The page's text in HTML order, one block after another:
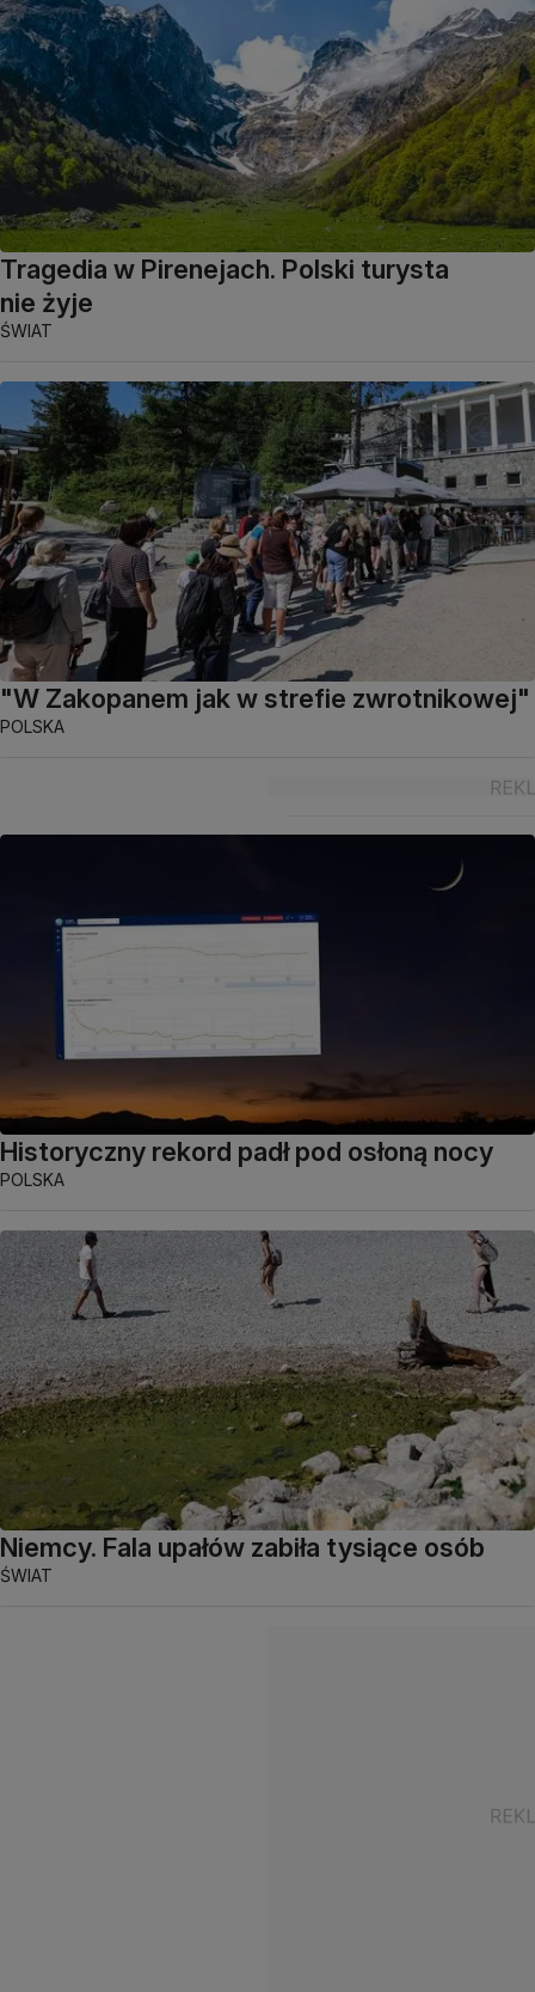
Tragedia w Pirenejach. Polski turysta
nie żyje
ŚWIAT
"W Zakopanem jak w strefie zwrotnikowej"
POLSKA
Historyczny rekord padł pod osłoną nocy
POLSKA
Niemcy. Fala upałów zabiła tysiące osób
ŚWIAT